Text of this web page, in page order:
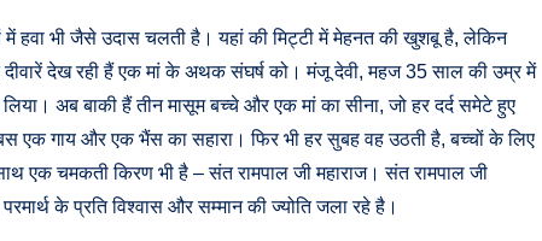
हवा भी जैसे उदास चलती है। यहां की मिट्टी में मेहनत की खुशबू है, लेकिन
दीवारें देख रही हैं एक मां के अथक संघर्ष को। मंजू देवी, महज 35 साल की उम्र में
अब बाकी हैं तीन मासूम बच्चे और एक मां का सीना, जो हर दर्द समेटे हुए
एक गाय और एक भैंस का सहारा। फिर भी हर सुबह वह उठती है, बच्चों के लिए
एक चमकती किरण भी है – संत रामपाल जी महाराज। संत रामपाल जी
के प्रति विश्वास और सम्मान की ज्योति जला रहे है।